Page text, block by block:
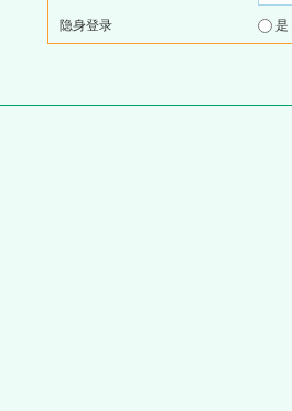
隐身登录